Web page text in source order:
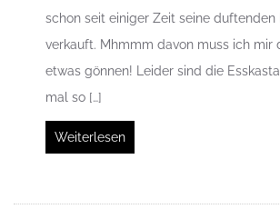
schon seit einiger Zeit seine duftenden
verkauft. Mhmmm davon muss ich mir
etwas gönnen! Leider sind die
mal so […]
Weiterlesen